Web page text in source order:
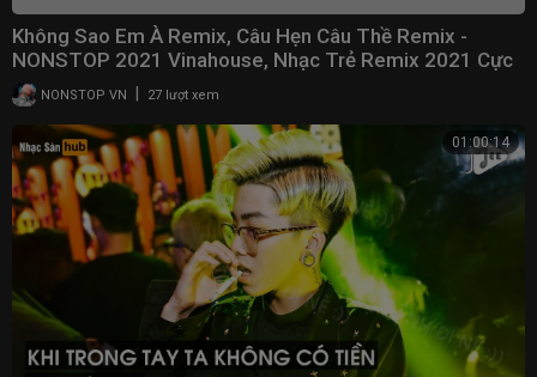
Không Sao Em À Remix, Câu Hẹn Câu Thề Remix -
NONSTOP 2021 Vinahouse, Nhạc Trẻ Remix 2021 Cực
MạnhNONSTOP VN | 27 lượt xem
01:00:14